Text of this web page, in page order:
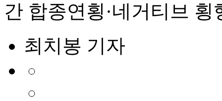
간 합종연횡·네거티브
최치봉 기자